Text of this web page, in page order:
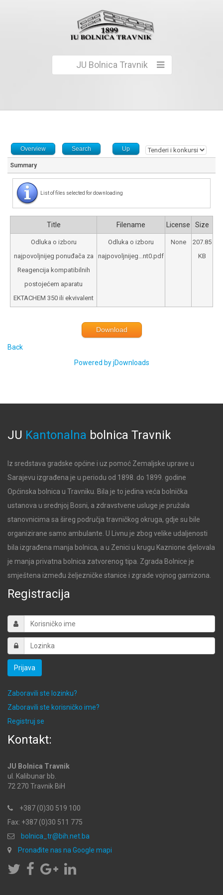
JU Bolnica Travnik
Overview Search Up
Summary
List of files selected for downloading
Title Filename License Size
Odluka o izboru
najpovoljnijeg ponuđača za
Reagencija kompatibilnih
postojećem aparatu
EKTACHEM 350 ili ekvivalent
Odluka o izboru
najpovoljnijeg...nt0.pdf
None
207.85
KB
Download
Back
Powered by jDownloads
JU Kantonalna bolnica Travnik
Iz sredstava gradske općine i uz pomoć Zemaljske uprave u
Sarajevu izgrađena je u periodu od 1898. do 1899. godine
Općinska bolnica u Travniku. Bila je to jedina veća bolnička
ustanova u srednjoj Bosni, a zdravstvene usluge je pružala
stanovnicima sa šireg područja travničkog okruga, gdje su bile
organizirane samo ambulante. U Livnu je zbog velike udaljenosti
bila izgrađena manja bolnica, a u Zenici u krugu Kaznione djelovala
je manja privatna bolnica zatvorenog tipa. Zgrada Bolnice je
smještena između željezničke stanice i zgrade vojnog garnizona.
Registracija
Prijava
Zaboravili ste lozinku?
Zaboravili ste korisničko ime?
Registruj se
Kontakt:
JU Bolnica Travnik
ul. Kalibunar bb.
72 270 Travnik BiH
+387 (0)30 519 100
Fax: +387 (0)30 511 775
bolnica_tr@bih.net.ba
Pronađite nas na Google mapi